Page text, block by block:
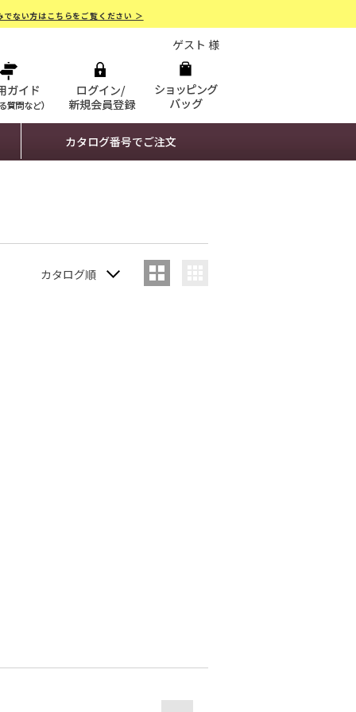
ない方はこちらをご覧ください ＞
ゲスト 様
カタログ番号でご注文
カタログ順